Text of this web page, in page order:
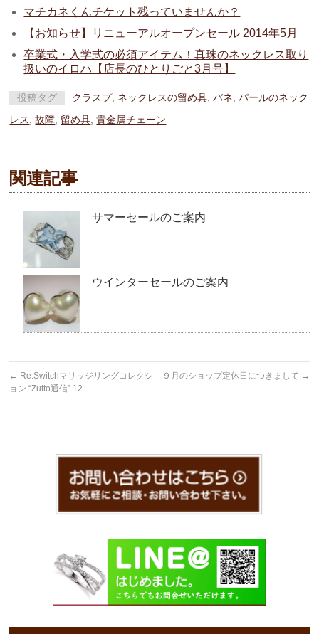
マチカネくんチケット残っていませんか？
【お知らせ】リニューアルオープンセール 2014年5月
卒業式・入学式の必須アイテム！真珠のネックレス取り
扱いのイロハ【店長のひとりごと3月号】
投稿タグ クラスプ, ネックレスの留め具,バネ,パールのネック
レス ,故障, 留め具,貴金属チェーン
関連記事
サマーセールのご案内
ウインターセールのご案内
← Re:Switchマリッジリングコレクシ
ョン “Zutto通信” 12
９月のショップ定休日につきまして →